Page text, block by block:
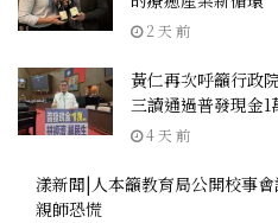
2 天 前
黃仁再次呼籲行政
三讀通過普發現金1
4 天 前
漾新聞|人本籲教育局公開校事
親師恐慌